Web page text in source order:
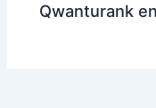
Qwanturank